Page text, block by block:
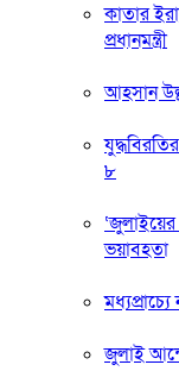
কাতার
প্রধানমন্ত্রী
আহসান
৮
ভয়াবহতা
জুলাই